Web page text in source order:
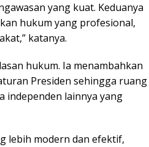
yang kuat. Keduanya
hukum yang profesional,
katanya.
hukum. Ia menambahkan
Presiden sehingga ruang
independen lainnya yang
lebih modern dan efektif,